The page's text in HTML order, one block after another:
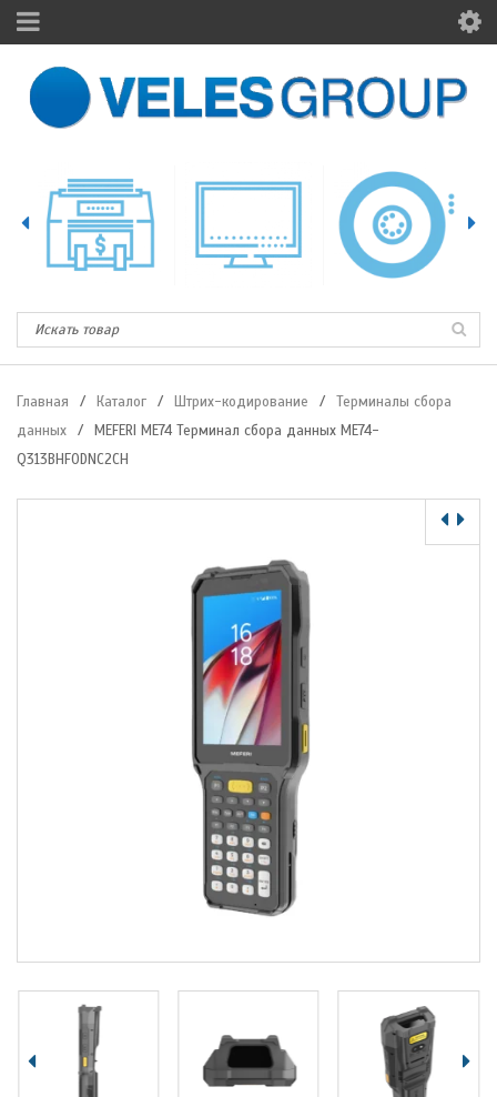
Главная / Каталог / Штрих-кодирование /
Терминалы сбора
данных
/
MEFERI ME74 Терминал сбора данных ME74-
Q313BHF0DNC2CH